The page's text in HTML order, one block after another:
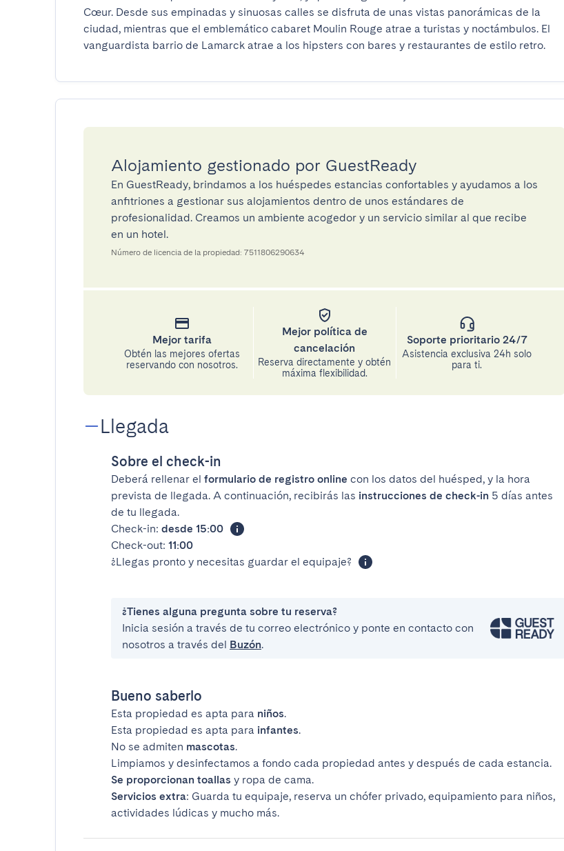
Cœur. Desde sus empinadas y sinuosas calles se disfruta de unas vistas panorámicas de la
ciudad, mientras que el emblemático cabaret Moulin Rouge atrae a turistas y noctámbulos. El
vanguardista barrio de Lamarck atrae a los hipsters con bares y restaurantes de estilo retro.
Alojamiento gestionado por GuestReady
En GuestReady, brindamos a los huéspedes estancias confortables y ayudamos a los
anfitriones a gestionar sus alojamientos dentro de unos estándares de
profesionalidad. Creamos un ambiente acogedor y un servicio similar al que recibe
en un hotel.
Número de licencia de la propiedad: 7511806290634
Mejor tarifa
Obtén las mejores ofertas
reservando con nosotros.
Mejor política de
cancelación
Reserva directamente y obtén
máxima flexibilidad.
Soporte prioritario 24/7
Asistencia exclusiva 24h solo
para ti.
Llegada
Sobre el check-in
Deberá rellenar el formulario de registro online con los datos del huésped, y la hora
prevista de llegada. A continuación, recibirás las instrucciones de check-in 5 días antes
de tu llegada.
Check-in: desde 15:00
Check-out: 11:00
¿Llegas pronto y necesitas guardar el equipaje?
¿Tienes alguna pregunta sobre tu reserva?
Inicia sesión a través de tu correo electrónico y ponte en contacto con
nosotros a través del Buzón.
Bueno saberlo
Esta propiedad es apta para niños.
Esta propiedad es apta para infantes.
No se admiten mascotas.
Limpiamos y desinfectamos a fondo cada propiedad antes y después de cada estancia.
Se proporcionan toallas y ropa de cama.
Servicios extra: Guarda tu equipaje, reserva un chófer privado, equipamiento para niños,
actividades lúdicas y mucho más.